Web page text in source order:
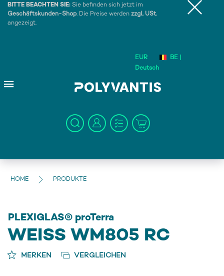
BITTE BEACHTEN SIE: Sie befinden sich jetzt im
Geschäftskunden-Shop. Die Preise werden zzgl. USt.
angezeigt.
EUR
BE |
Deutsch
HOME PRODUKTE
PLEXIGLAS® proTerra
WEISS WM805 RC
MERKEN VERGLEICHEN